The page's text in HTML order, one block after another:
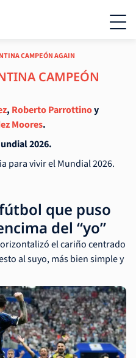
CAMPEÓN AGAIN
CAMPEÓN
, Roberto Parrottinoy
Moores.
2026.
para vivir el Mundial 2026.
que puso
del “yo”
el cariño centrado
al suyo, más bien simple y